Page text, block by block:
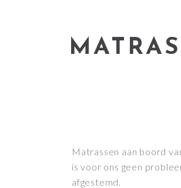
Matrassen aan boord
is voor ons geen
afgestemd.